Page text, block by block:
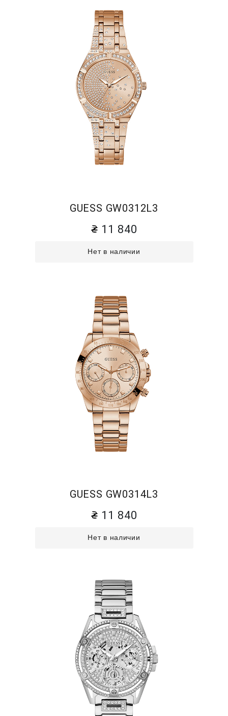
GUESS GW0312L3
11 840
Нет в наличии
GUESS GW0314L3
11 840
Нет в наличии